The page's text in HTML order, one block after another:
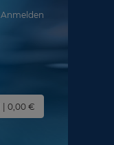
Anmelden
| 0,00 €